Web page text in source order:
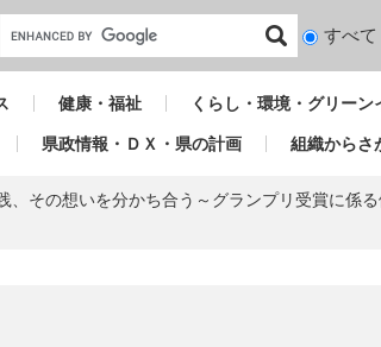
本文へ
検
対
すべて
健康・福祉 くらし・環境・グリーン
県政情報・ＤＸ・県の計画 組織からさ
、その想いを分かち合う～グランプリ受賞に係